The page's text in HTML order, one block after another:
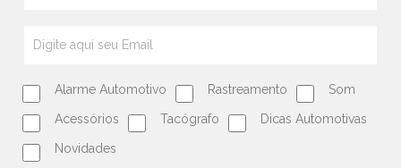
Alarme Automotivo Rastreamento Som
Acessórios Tacógrafo Dicas Automotivas
Novidades